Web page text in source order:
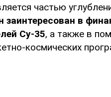
частью
заинтересован в
Су-35, а также в
космических